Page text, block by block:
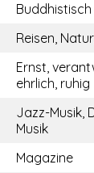
Buddhistisch
Reisen,
Ernst,
ehrlich, ruhig
Jazz-Musik,
Musik
Magazine